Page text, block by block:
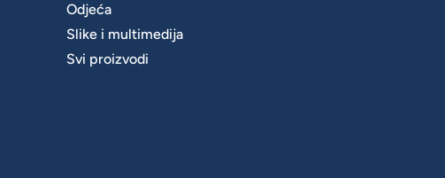
Odjeća
Slike i multimedija
Svi proizvodi